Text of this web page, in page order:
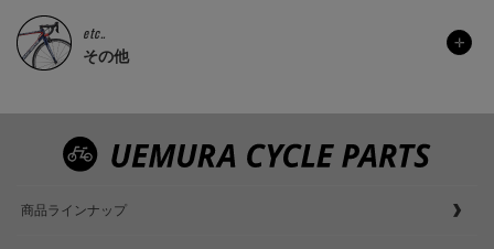
etc..
その他
商品ラインナップ